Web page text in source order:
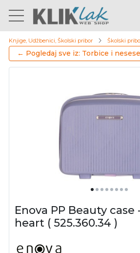
Knjige, Udžbenici, Školski pribor Školski
← Pogledaj sve iz: Torbice i
Enova PP Beauty case
heart ( 525.360.34 )